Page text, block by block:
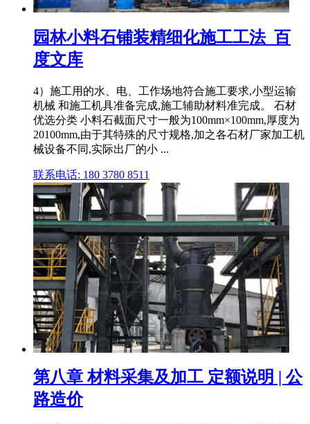
园林小料石铺装精细化施工工法_百
度文库
4）施工用的水、电、工作场地符合施工要求,小型运输
机械 和施工机具准备完成,施工辅助材料准完成。 石材
优选分类 小料石截面尺寸一般为100mm×100mm,厚度为
20100mm,由于其特殊的尺寸规格,加之各石材厂家加工机
械设备不同,实际出厂的小 ...
联系电话: 180 3780 8511
第八章 材料采集及加工 定额说明 | 公
路造价